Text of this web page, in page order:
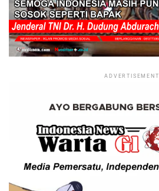
ADVERTISEMENT